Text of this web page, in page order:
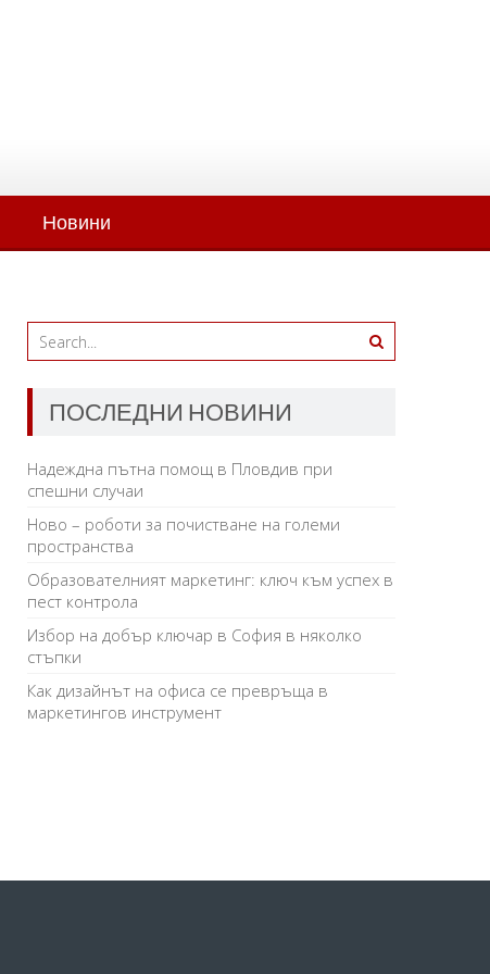
Новини
ПОСЛЕДНИ НОВИНИ
Надеждна пътна помощ в Пловдив при
спешни случаи
Ново – роботи за почистване на големи
пространства
Образователният маркетинг: ключ към успех в
пест контрола
Избор на добър ключар в София в няколко
стъпки
Как дизайнът на офиса се превръща в
маркетингов инструмент